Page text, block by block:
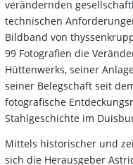
verändernden
technischen
Bildband von
99 Fotografien die
Hüttenwerks, seiner
seiner Belegschaft seit
fotografische
Stahlgeschichte im
Mittels historischer und
sich die Herausgeber